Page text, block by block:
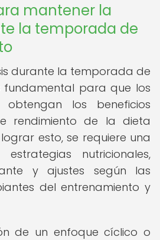
mantener la
la temporada de
durante la temporada de
fundamental para que los
los beneficios
rendimiento de la dieta
esto, se requiere una
nutricionales,
y ajustes según las
del entrenamiento y
de un enfoque cíclico o